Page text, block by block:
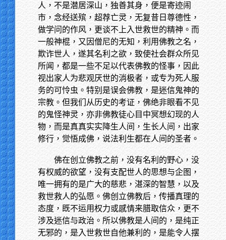
人，不是潜居深山，独善其身，便是寄迹闹
市，念经送殡，超荐亡灵，无复昔日尊德性，
做学问的作风，更谈不上入世救世的精神。而
一般神棍，又因僧尼的无知，利用佛教之名，
欺诈世人，遂其名利之欲，致使社会群众所见
所闻，都是一些不足以代表佛教的怪事，因此
视出家人为悲观厌世的消极者，或专为死人服
务的可怜虫。特别是误会佛教，是迷信鬼神的
宗教。但我们从历史的考证，佛绝非眼看不见
的鬼怪神灵，亦非佛教徒心目中冥想幻现的人
物，而是真真实实降生人间，生长人间，出家
修行，觉悟成佛，说法利生都在人间的圣者。
佛在创立佛教之前，没有名利的野心，没
有权威的欲望，没有支配世人的思想与企图，
唯一拥有的是广大的慈悲，湛深的智慧，以及
救世救人的弘愿。佛创立佛教后，传播真理的
态度，既不运用权力或感情来腊取信众，更不
涉及迷信与政治。所以佛教是人间的，是纯正
无邪的，是入世救世自他兼利的，是能令人摆